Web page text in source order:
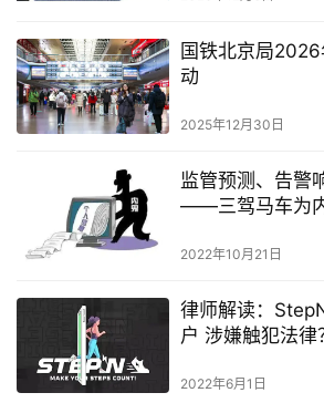
国铁北京局
动
2025年12月30日
监管预测、告警
——三驾马车为
2022年10月21日
律师解读：
户 涉嫌触犯法律
2022年6月1日